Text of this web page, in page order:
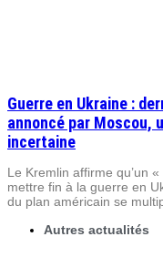
Guerre en Ukraine :
annoncé par Moscou,
incertaine
Le Kremlin affirme qu’un
mettre fin à la guerre en
du plan américain se
Autres actualités